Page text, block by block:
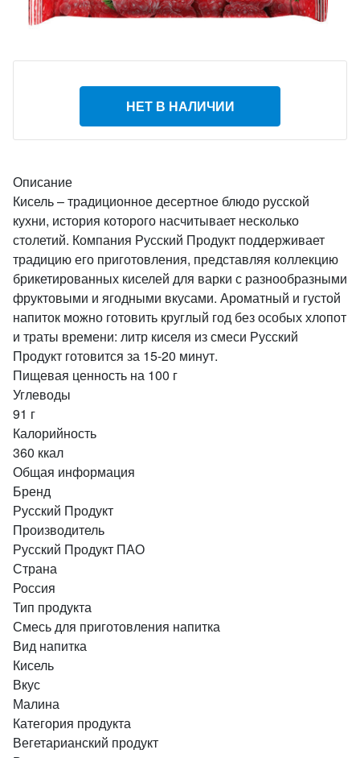
НЕТ В НАЛИЧИИ
Описание
Кисель – традиционное десертное блюдо русской
кухни, история которого насчитывает несколько
столетий. Компания Русский Продукт поддерживает
традицию его приготовления, представляя коллекцию
брикетированных киселей для варки с разнообразными
фруктовыми и ягодными вкусами. Ароматный и густой
напиток можно готовить круглый год без особых хлопот
и траты времени: литр киселя из смеси Русский
Продукт готовится за 15-20 минут.
Пищевая ценность на 100 г
Углеводы
91 г
Калорийность
360 ккал
Общая информация
Бренд
Русский Продукт
Производитель
Русский Продукт ПАО
Страна
Россия
Тип продукта
Смесь для приготовления напитка
Вид напитка
Кисель
Вкус
Малина
Категория продукта
Вегетарианский продукт